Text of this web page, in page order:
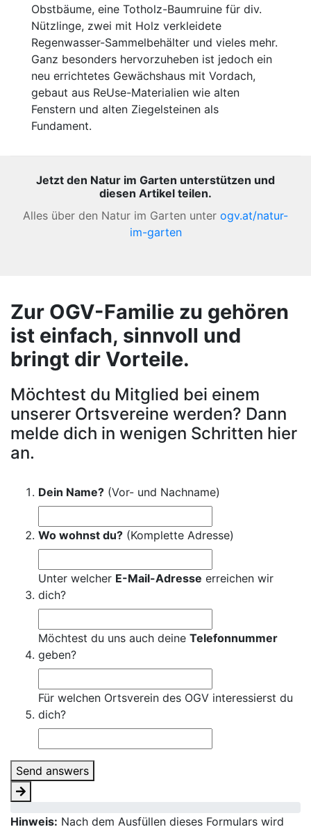
Obstbäume, eine Totholz-Baumruine für div.
Nützlinge, zwei mit Holz verkleidete
Regenwasser-Sammelbehälter und vieles mehr.
Ganz besonders hervorzuheben ist jedoch ein
neu errichtetes Gewächshaus mit Vordach,
gebaut aus ReUse-Materialien wie alten
Fenstern und alten Ziegelsteinen als
Fundament.
Jetzt den Natur im Garten unterstützen und
diesen Artikel teilen.
Alles über den Natur im Garten unter ogv.at/natur-
im-garten
Zur OGV-Familie zu gehören
ist einfach, sinnvoll und
bringt dir Vorteile.
Möchtest du Mitglied bei einem
unserer Ortsvereine werden? Dann
melde dich in wenigen Schritten hier
an.
Dein Name? (Vor- und Nachname)
Wo wohnst du? (Komplette Adresse)
Unter welcher E-Mail-Adresse erreichen wir
dich?
Möchtest du uns auch deine Telefonnummer
geben?
Für welchen Ortsverein des OGV interessierst du
dich?
Send answers
Hinweis: Nach dem Ausfüllen dieses Formulars wird